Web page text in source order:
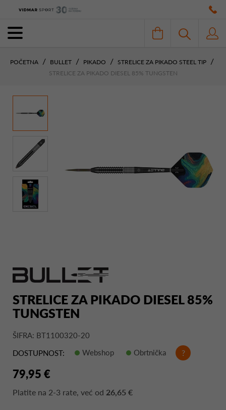
POČETNA BULLET PIKADO
STRELICE ZA PIKADO STEEL TIP
STRELICE ZA PIKADO DIESEL 85% TUNGSTEN
STRELICE ZA PIKADO DIESEL 85%
TUNGSTEN
ŠIFRA: BT1100320-20
DOSTUPNOST:
Webshop Obrtnička ?
79,95 €
Platite na 2-3 rate, već od 26,65 €